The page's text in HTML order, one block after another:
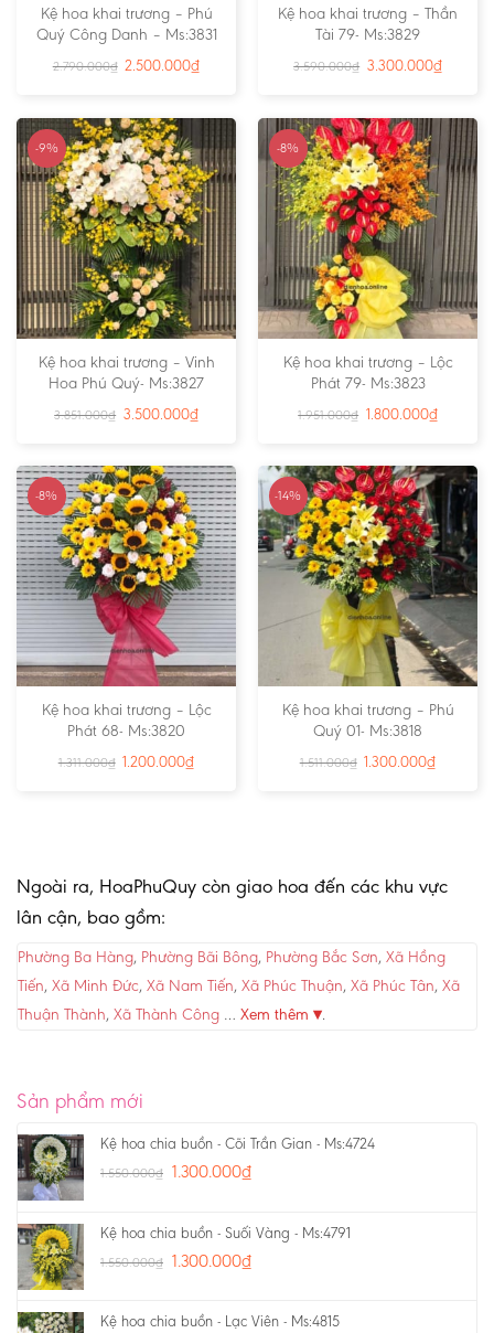
Kệ hoa khai trương – Phú
Quý Công Danh – Ms:3831
2.790.000₫ 2.500.000₫
Kệ hoa khai trương – Thần
Tài 79- Ms:3829
3.590.000₫ 3.300.000₫
-9%
Kệ hoa khai trương – Vinh
Hoa Phú Quý- Ms:3827
3.851.000₫ 3.500.000₫
-8%
Kệ hoa khai trương – Lộc
Phát 79- Ms:3823
1.951.000₫ 1.800.000₫
-8%
Kệ hoa khai trương – Lộc
Phát 68- Ms:3820
1.311.000₫ 1.200.000₫
-14%
Kệ hoa khai trương – Phú
Quý 01- Ms:3818
1.511.000₫ 1.300.000₫
Ngoài ra, HoaPhuQuy còn giao hoa đến các khu vực
lân cận, bao gồm:
Phường Ba Hàng, Phường Bãi Bông, Phường Bắc Sơn, Xã Hồng
Tiến, Xã Minh Đức, Xã Nam Tiến, Xã Phúc Thuận, Xã Phúc Tân, Xã
Thuận Thành, Xã Thành Công … Xem thêm ▾.
Sản phẩm mới
Kệ hoa chia buồn - Cõi Trần Gian - Ms:4724
1.550.000₫ 1.300.000₫
Kệ hoa chia buồn - Suối Vàng - Ms:4791
1.550.000₫ 1.300.000₫
Kệ hoa chia buồn - Lạc Viên - Ms:4815